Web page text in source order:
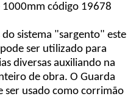
1000mm código 19678
sistema "sargento" este
pode ser utilizado para
diversas auxiliando na
de obra. O Guarda
ser usado como corrimão